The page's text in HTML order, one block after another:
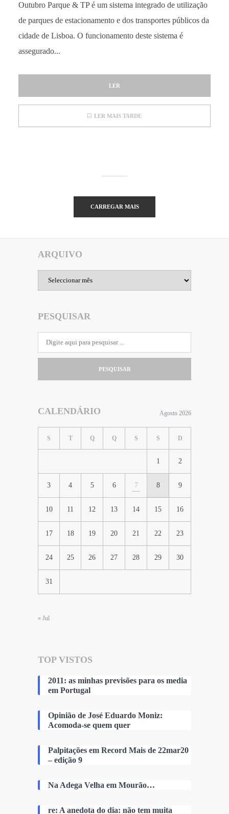
Outubro Parque & TP é um sistema integrado de utilização
de parques de estacionamento e dos transportes públicos da
cidade de Lisboa. O funcionamento deste sistema é
assegurado...
LER
LER MAIS TARDE
CARREGAR MAIS
ARQUIVO
PESQUISAR
PESQUISAR
CALENDÁRIO Agosto 2026
S T Q Q S S D
1 2
3 4 5 6 7 8 9
10 11 12 13 14 15 16
17 18 19 20 21 22 23
24 25 26 27 28 29 30
31
« Jul
TOP VISTOS
2011: as minhas previsões para os media
em Portugal
Opinião de José Eduardo Moniz:
Acomoda-se quem quer
Palpitações em Record Mais de 22mar20
– edição 9
Na Adega Velha em Mourão…
re: A anedota do dia: não tem muita